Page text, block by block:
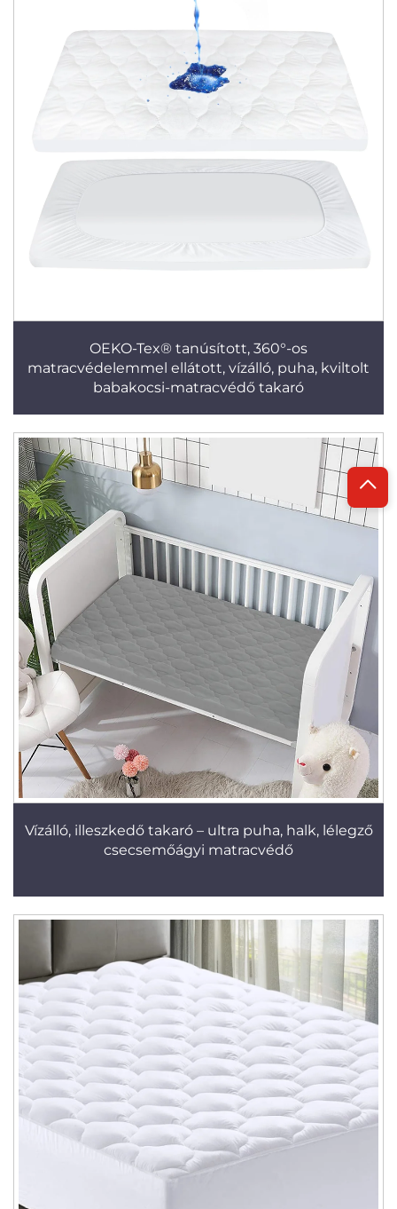
OEKO-Tex® tanúsított, 360°-os
matracvédelemmel ellátott, vízálló, puha, kviltolt
babakocsi-matracvédő takaró
Vízálló, illeszkedő takaró – ultra puha, halk, lélegző
csecsemőágyi matracvédő